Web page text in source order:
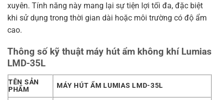
xuyên. Tính năng này mang lại sự tiện lợi tối đa, đặc biệt
khi sử dụng trong thời gian dài hoặc môi trường có độ ẩm
cao.
Thông số kỹ thuật máy hút ẩm không khí Lumias
LMD-35L
TÊN SẢN
PHẨM
MÁY HÚT ẨM LUMIAS LMD-35L